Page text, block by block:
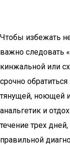
Чтобы избежать
важно следовать
кинжальной или
срочно
тянущей, ноющей
анальгетик и
течение трех
правильной